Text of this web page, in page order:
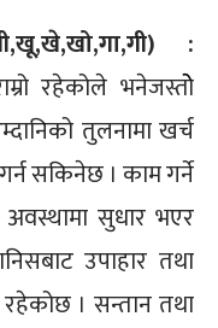
:
रहेकोले भनेजस्तोे
तुलनामा खर्च
सकिनेछ । काम गर्ने
अवस्थामा सुधार भएर
उपाहार तथा
रहेकोछ । सन्तान तथा